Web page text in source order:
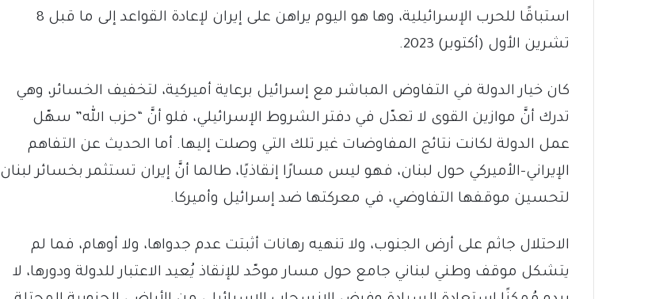
استباقًا للحرب الإسرائيلية، وها هو اليوم يراهن على إيران لإعادة القواعد إلى ما قبل 8
تشرين الأول (أكتوبر) 2023.
كان خيار الدولة في التفاوض المباشر مع إسرائيل برعاية أميركية، لتخفيف الخسائر، وهي
تدرك أنَّ موازين القوى لا تعدّل في دفتر الشروط الإسرائيلي، فلو أنَّ “حزب الله” سهّل
عمل الدولة لكانت نتائج المفاوضات غير تلك التي وصلت إليها. أما الحديث عن التفاهم
الإيراني-الأميركي حول لبنان، فهو ليس مسارًا إنقاذيًا، طالما أنَّ إيران تستثمر بخسائر لبنان
لتحسين موقفها التفاوضي، في معركتها ضد إسرائيل وأميركا.
الاحتلال جاثم على أرض الجنوب، ولا تنهيه رهانات أثبتت عدم جدواها، ولا أوهام، فما لم
يتشكل موقف وطني لبناني جامع حول مسار موحّد للإنقاذ يُعيد الاعتبار للدولة ودورها، لا